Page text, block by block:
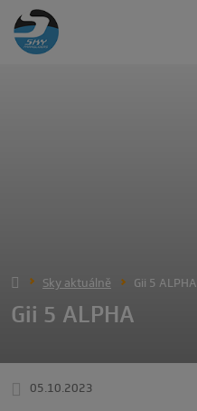
Sky aktuálně Gii 5 ALPHA
Gii 5 ALPHA
05.10.2023